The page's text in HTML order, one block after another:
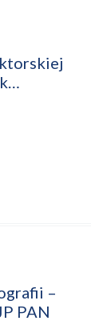
–
PAN